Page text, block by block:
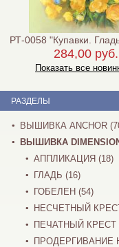
РТ-0058 "Купавки.
284,00 руб.
Показать все
РАЗДЕЛЫ
ВЫШИВКА ANCHOR
ВЫШИВКА
АППЛИКАЦИЯ (18)
ГЛАДЬ (16)
ГОБЕЛЕН (54)
НЕСЧЕТНЫЙ
ПЕЧАТНЫЙ КРЕСТ
ПРОДЕРГИВАНИЕ